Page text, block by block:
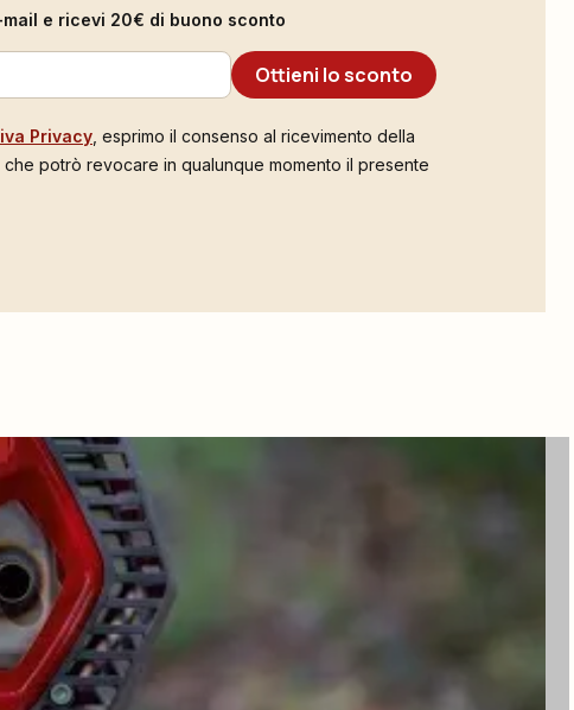
e ricevi 20€ di buono sconto
Ottieni lo sconto
Privacy , esprimo il consenso al ricevimento della
che potrò revocare in qualunque momento il presente